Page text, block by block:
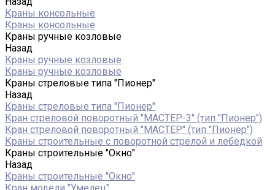
Краны консольные
Краны консольные
Краны ручные козловые
Назад
Краны ручные козловые
Краны ручные козловые
Краны стреловые типа "Пионер"
Назад
Краны стреловые типа "Пионер"
Кран стреловой поворотный "МАСТЕР-3" (тип "Пионер")
Кран стреловой поворотный "МАСТЕР" (тип "Пионер")
Краны строительные с поворотной стрелой и лебедкой
Краны строительные "Окно"
Назад
Краны строительные "Окно"